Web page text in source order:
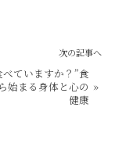
次の記事へ
ていますか？”食
始まる身体と心の
健康
»